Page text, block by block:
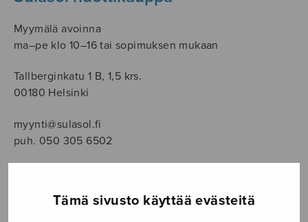
Tämä sivusto käyttää evästeitä
Myymälä avoinna
ma–pe klo 10–16 tai sopimuksen mukaan
Tallberginkatu 1 B, 1,5 krs.
00180 Helsinki
myynti@sulasol.fi
puh. 050 305 6502
NÄYTÄ KARTALLA